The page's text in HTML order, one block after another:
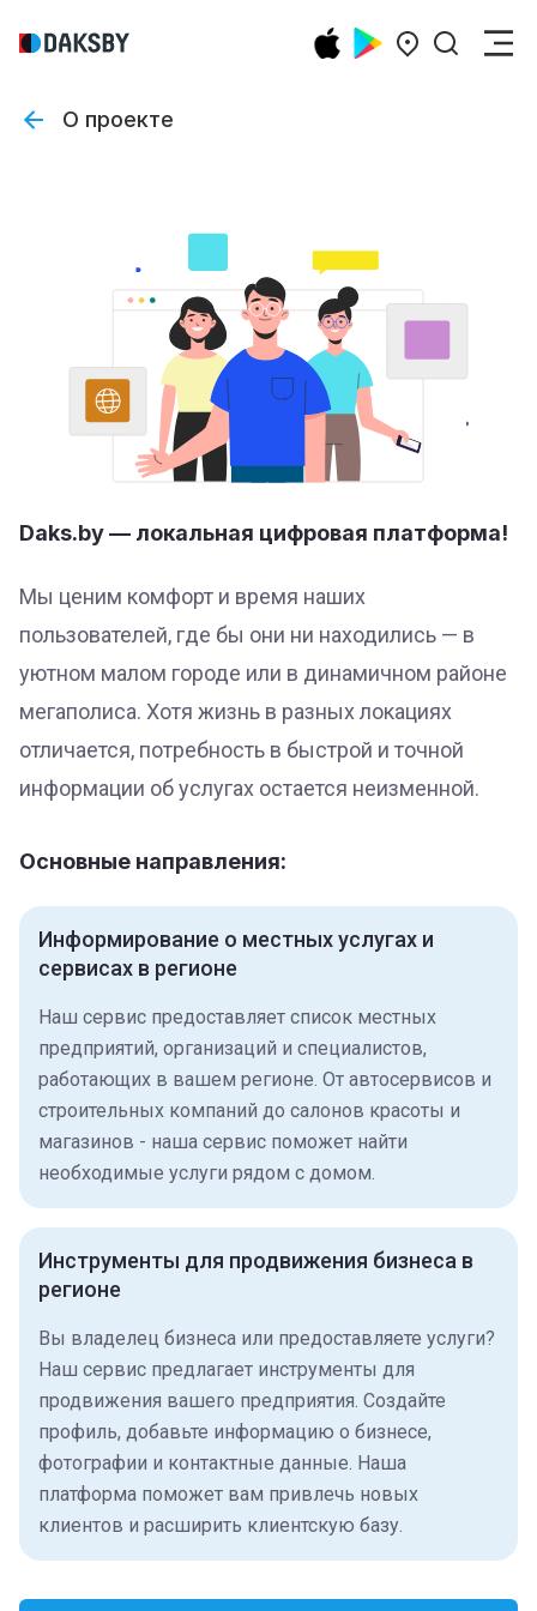
О проекте
Daks.by — локальная цифровая платформа!
Мы ценим комфорт и время наших
пользователей, где бы они ни находились — в
уютном малом городе или в динамичном районе
мегаполиса. Хотя жизнь в разных локациях
отличается, потребность в быстрой и точной
информации об услугах остается неизменной.
Основные направления:
Информирование о местных услугах и
сервисах в регионе
Наш сервис предоставляет список местных
предприятий, организаций и специалистов,
работающих в вашем регионе. От автосервисов и
строительных компаний до салонов красоты и
магазинов - наша сервис поможет найти
необходимые услуги рядом с домом.
Инструменты для продвижения бизнеса в
регионе
Вы владелец бизнеса или предоставляете услуги?
Наш сервис предлагает инструменты для
продвижения вашего предприятия. Создайте
профиль, добавьте информацию о бизнесе,
фотографии и контактные данные. Наша
платформа поможет вам привлечь новых
клиентов и расширить клиентскую базу.